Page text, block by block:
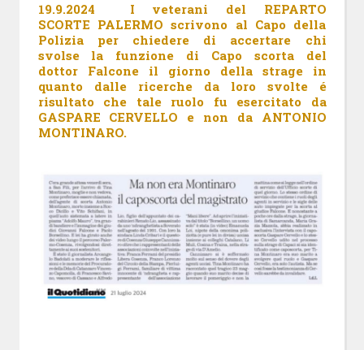
19.9.2024 I veterani del REPARTO
SCORTE PALERMO scrivono al Capo della
Polizia per chiedere di accertare chi
svolse la funzione di Capo scorta del
dottor Falcone il giorno della strage in
quanto dalle ricerche da loro svolte é
risultato che tale ruolo fu esercitato da
GASPARE CERVELLO e non da ANTONIO
MONTINARO.